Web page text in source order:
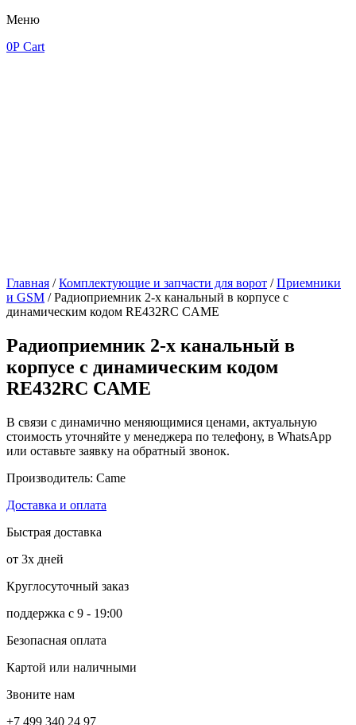
Меню
0Р Cart
Главная /Комплектующие и запчасти для ворот /Приемники
и GSM / Радиоприемник 2-х канальный в корпусе с
динамическим кодом RE432RC CAME
Радиоприемник 2-х канальный в
корпусе с динамическим кодом
RE432RC CAME
В связи с динамично меняющимися ценами, актуальную
стоимость уточняйте у менеджера по телефону, в WhatsApp
или оставьте заявку на обратный звонок.
Производитель: Came
Доставка и оплата
Быстрая доставка
от 3х дней
Круглосуточный заказ
поддержка с 9 - 19:00
Безопасная оплата
Картой или наличными
Звоните нам
+7 499 340 24 97